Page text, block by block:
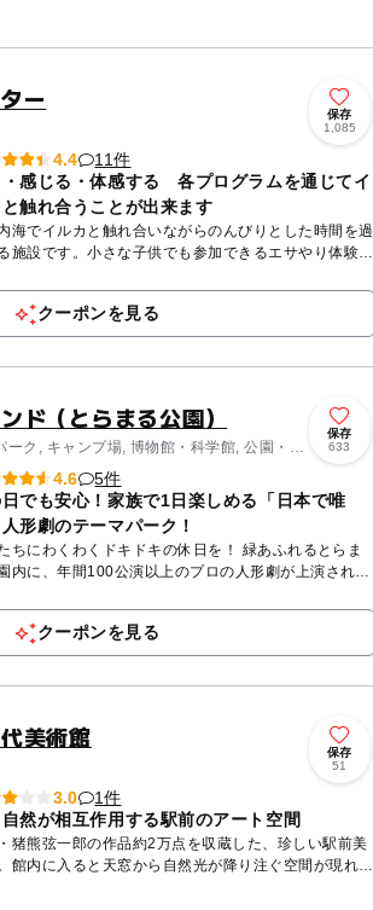
キハウス子育て
ー
保存
1,085
4.4
11件
・感じる・体感する 各プログラムを通じてイ
触れ合うことが出来ます
海でイルカと触れ合いながらのんびりとした時間を過
施設です。小さな子供でも参加できるエサやり体験の
しいも...
クーポンを見る
ド（とらまる公園）
ク, キャンプ場, 博物館・科学館, 公園・総
保存
633
4.6
5件
でも安心！家族で1日楽しめる「日本で唯
形劇のテーマパーク！
ちにわくわくドキドキの休日を！ 緑あふれるとらま
内に、年間100公演以上のプロの人形劇が上演される
験...
クーポンを見る
美術館
保存
51
3.0
1件
然が相互作用する駅前のアート空間
猪熊弦一郎の作品約2万点を収蔵した、珍しい駅前美
館内に入ると天窓から自然光が降り注ぐ空間が現れ、